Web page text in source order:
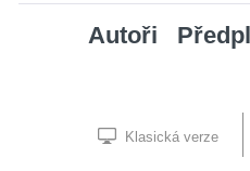
Autoři
Klasická verze